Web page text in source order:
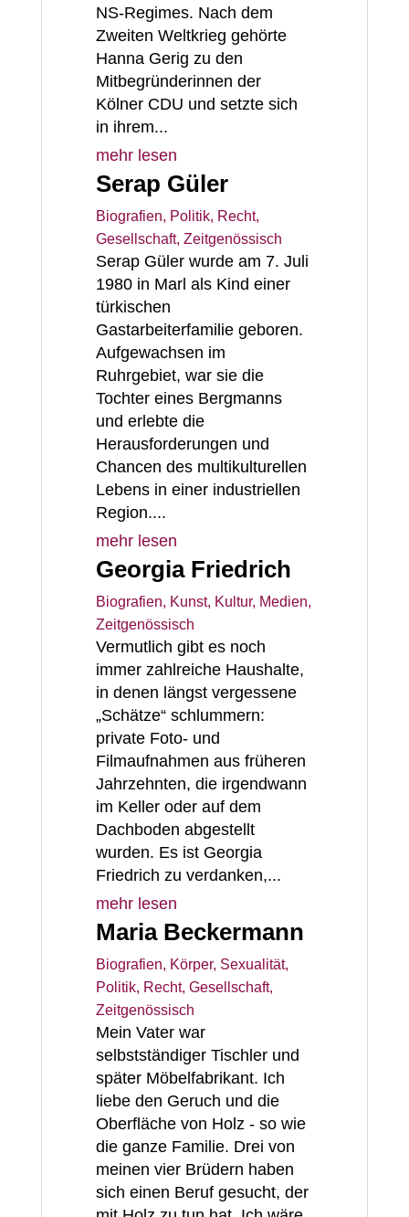
NS-Regimes. Nach dem
Zweiten Weltkrieg gehörte
Hanna Gerig zu den
Mitbegründerinnen der
Kölner CDU und setzte sich
in ihrem...
mehr lesen
Serap Güler
Biografien, Politik, Recht,
Gesellschaft,Zeitgenössisch
Serap Güler wurde am 7. Juli
1980 in Marl als Kind einer
türkischen
Gastarbeiterfamilie geboren.
Aufgewachsen im
Ruhrgebiet, war sie die
Tochter eines Bergmanns
und erlebte die
Herausforderungen und
Chancen des multikulturellen
Lebens in einer industriellen
Region....
mehr lesen
Georgia Friedrich
Biografien, Kunst, Kultur, Medien,
Zeitgenössisch
Vermutlich gibt es noch
immer zahlreiche Haushalte,
in denen längst vergessene
„Schätze“ schlummern:
private Foto- und
Filmaufnahmen aus früheren
Jahrzehnten, die irgendwann
im Keller oder auf dem
Dachboden abgestellt
wurden. Es ist Georgia
Friedrich zu verdanken,...
mehr lesen
Maria Beckermann
Biografien, Körper, Sexualität,
Politik, Recht, Gesellschaft,
Zeitgenössisch
Mein Vater war
selbstständiger Tischler und
später Möbelfabrikant. Ich
liebe den Geruch und die
Oberfläche von Holz - so wie
die ganze Familie. Drei von
meinen vier Brüdern haben
sich einen Beruf gesucht, der